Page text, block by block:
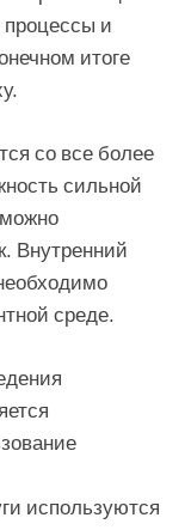
и
итоге
со все более
сильной
Внутренний
среде.
используются